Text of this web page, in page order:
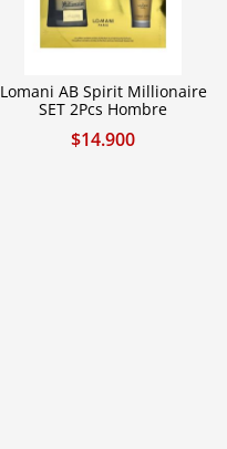
Lomani AB Spirit Millionaire
SET 2Pcs Hombre
$14.900